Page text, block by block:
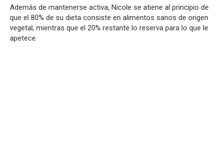
Además de mantenerse activa, Nicole se atiene al principio de
que el 80% de su dieta consiste en alimentos sanos de origen
vegetal, mientras que el 20% restante lo reserva para lo que le
apetece.